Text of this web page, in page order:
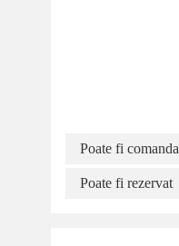
Poate fi
Poate fi rezervat